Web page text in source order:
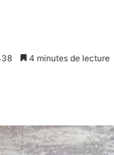
4 minutes de lecture